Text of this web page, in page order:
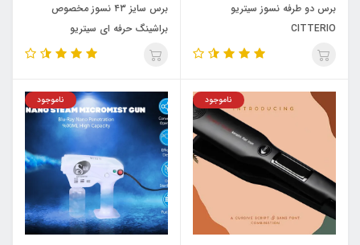
برس دو طرفه نسوز سیتریو
CITTERIO
برس سایز ۴۳ نسوز مخصوص
براشینگ حرفه ای سیتریو
CITTERIO
ناموجود ناموجود